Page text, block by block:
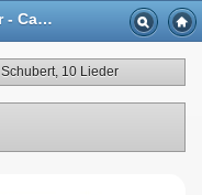
Schubert, 10 Lieder - Casa Musicale Eco
Schubert, 10 Lieder